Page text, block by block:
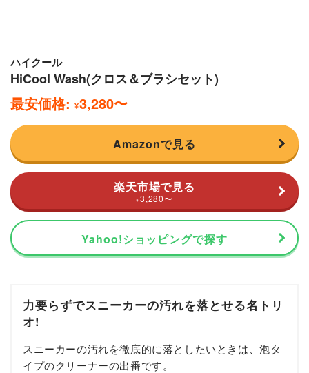
ハイクール
HiCool Wash(クロス＆ブラシセット)
最安価格: ¥3,280〜
Amazonで見る
楽天市場で見る
¥ 3,280〜
Yahoo!ショッピングで探す
力要らずでスニーカーの汚れを落とせる名トリ
オ!
スニーカーの汚れを徹底的に落としたいときは、泡タ
イプのクリーナーの出番です。